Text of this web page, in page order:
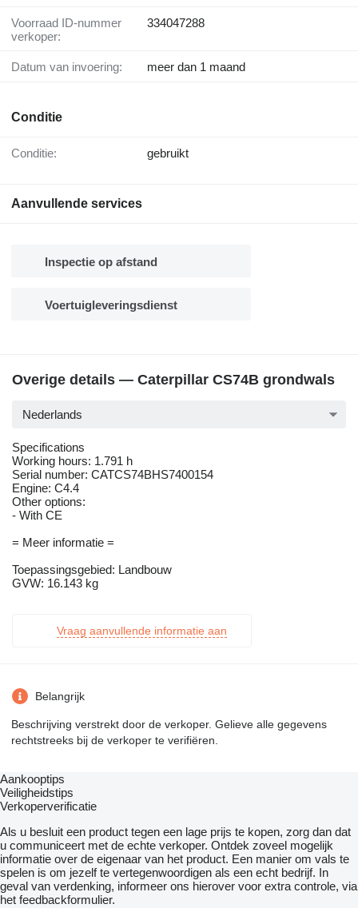
Voorraad ID-nummer
verkoper:
334047288
Datum van invoering: meer dan 1 maand
Conditie
Conditie: gebruikt
Aanvullende services
Inspectie op afstand
Voertuigleveringsdienst
Overige details — Caterpillar CS74B grondwals
Nederlands
Specifications
Working hours: 1.791 h
Serial number: CATCS74BHS7400154
Engine: C4.4
Other options:
- With CE
= Meer informatie =
Toepassingsgebied: Landbouw
GVW: 16.143 kg
Vraag aanvullende informatie aan
Belangrijk
Beschrijving verstrekt door de verkoper. Gelieve alle gegevens
rechtstreeks bij de verkoper te verifiëren.
Aankooptips
Veiligheidstips
Verkoperverificatie
Als u besluit een product tegen een lage prijs te kopen, zorg dan dat
u communiceert met de echte verkoper. Ontdek zoveel mogelijk
informatie over de eigenaar van het product. Een manier om vals te
spelen is om jezelf te vertegenwoordigen als een echt bedrijf. In
geval van verdenking, informeer ons hierover voor extra controle, via
het feedbackformulier.